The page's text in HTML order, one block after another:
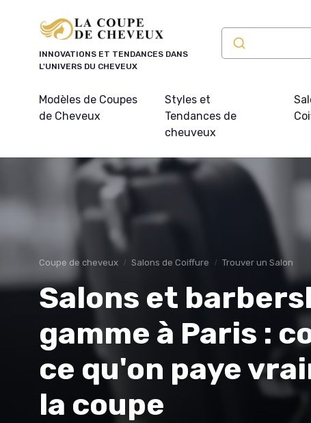
INNOVATIONS ET TENDANCES DANS
L'UNIVERS DU CHEVEUX
Modèles de Coupes
de Cheveux
Styles et
Tendances de
cheuveux
Coupe de cheveux Salons de Coiffure Trouver un Salon
Salons et
gamme à Paris :
ce qu'on paye
la coupe